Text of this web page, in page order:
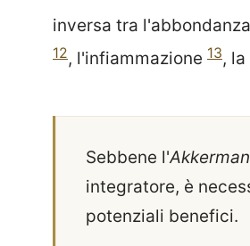
inversa tra
12, l'infiammazione 13, la
Sebbene l'
integratore, è
potenziali benefici.